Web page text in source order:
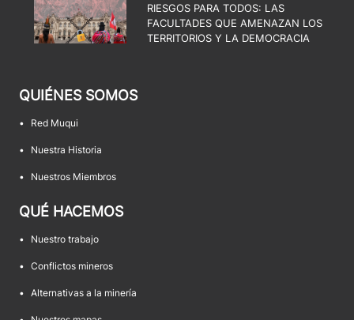
RIESGOS PARA TODOS: LAS
FACULTADES QUE AMENAZAN LOS
TERRITORIOS Y LA DEMOCRACIA
QUIÉNES SOMOS
• Red Muqui
• Nuestra Historia
• Nuestros Miembros
QUÉ HACEMOS
• Nuestro trabajo
• Conflictos mineros
• Alternativas a la minería